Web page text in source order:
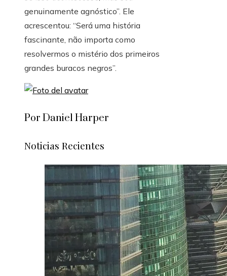
genuinamente agnóstico”. Ele
acrescentou: “Será uma história
fascinante, não importa como
resolvermos o mistério dos primeiros
grandes buracos negros”.
Por Daniel Harper
Noticias Recientes